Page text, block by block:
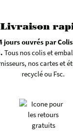
Livraison
jours ouvrés par
Tous nos colis et
nos cartes et
recyclé ou Fsc.